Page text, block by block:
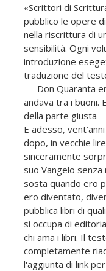
«Scrittori di
pubblico le opere
nella riscrittura di
sensibilità. Ogni
introduzione
traduzione del
--- Don Quaranta
andava tra i buoni.
della parte giusta –
E adesso,
dopo, in vecchie
sinceramente
suo Vangelo
sosta quando ero
ero diventato, diventando
pubblica libri di
si occupa di
chi ama i libri. Il
completamente
l'aggiunta di link